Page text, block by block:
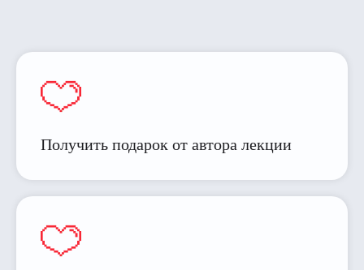
Получить подарок от автора лекции